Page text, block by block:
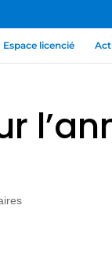
Espace licencié